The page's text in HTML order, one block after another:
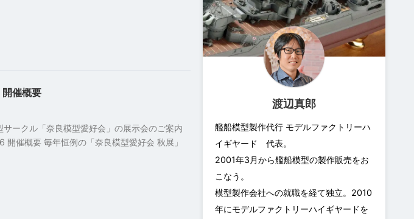
開催概要
ークル「奈良模型愛好会」の展示会のご案内
催概要 毎年恒例の「奈良模型愛好会 秋展」
渡辺真郎
艦船模型製作代行 モデルファクトリーハ
イギヤード 代表。
2001年3月から艦船模型の製作販売をお
こなう。
模型製作会社への就職を経て独立。2010
年にモデルファクトリーハイギヤードを